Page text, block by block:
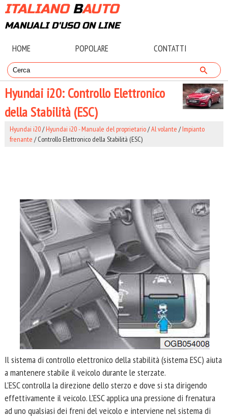
ITALIANOBAUTO
MANUALI D'USO ON LINE
HOME POPOLARE CONTATTI
Hyundai i20: Controllo Elettronico
della Stabilità (ESC)
Hyundai i20/Hyundai i20 - Manuale del proprietario/Al volante /Impianto
frenante / Controllo Elettronico della Stabilità (ESC)
Il sistema di controllo elettronico della stabilità (sistema ESC) aiuta
a mantenere stabile il veicolo durante le sterzate.
L'ESC controlla la direzione dello sterzo e dove si sta dirigendo
effettivamente il veicolo. L'ESC applica una pressione di frenatura
ad uno qualsiasi dei freni del veicolo e interviene nel sistema di